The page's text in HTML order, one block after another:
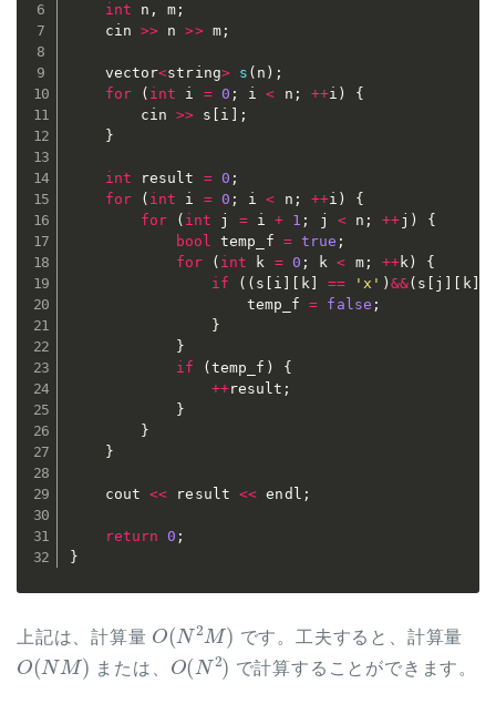
int n , m ;
	cin
>> n >> m;
	vector
<string> s ( n ) ;
for
( int i = 0 ; i < n ; ++i )
{
		cin
>> s i
;
}
int result = 0 ;
for
( int i = 0 ; i < n ; ++i )
{
for
( int j = i + 1 ; j < n ; ++j )
{
bool temp_f = true ;
for
( int k = 0 ; k < m; ++k )
{
if
( ( s i k] == 'x' ) &&( s j k]
					temp_f
= false ;
}
}
if
( temp_f )
{
++result ;
}
}
}
	cout
<< result << endl ;
return 0 ;
}
上記は、計算量
O (N2M)
です。工夫すると、計算量
O (NM)
または、
O( N2)
で計算することができます。